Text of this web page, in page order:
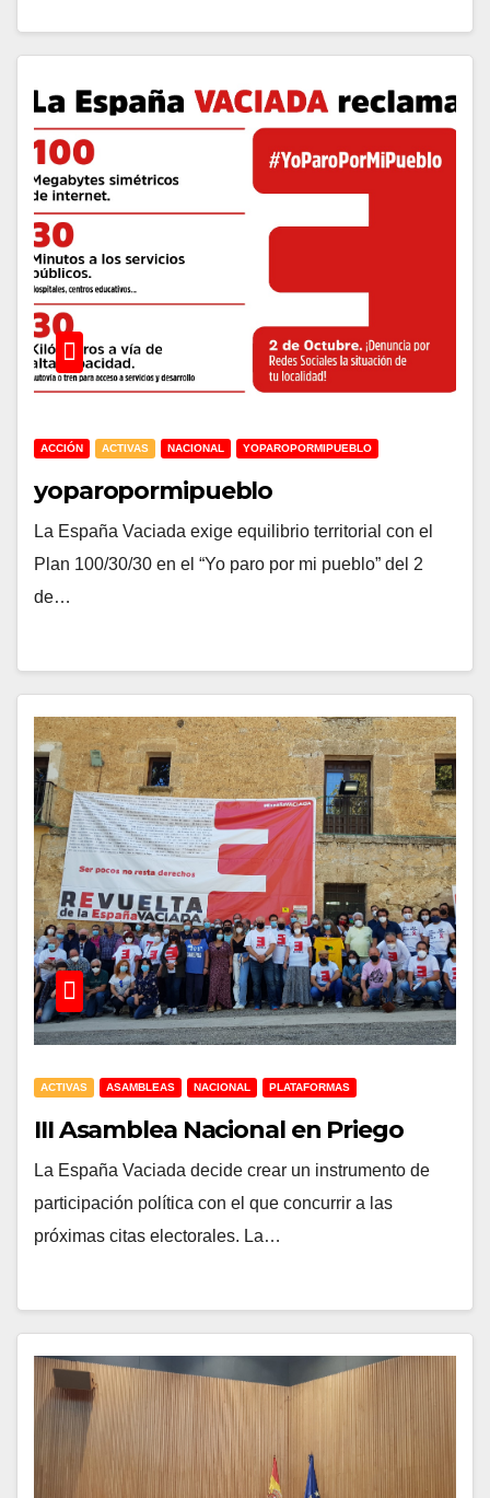
ACCIÓN ACTIVAS NACIONAL YOPAROPORMIPUEBLO
yoparopormipueblo
La España Vaciada exige equilibrio territorial con el
Plan 100/30/30 en el “Yo paro por mi pueblo” del 2
de…
ACTIVAS ASAMBLEAS NACIONAL PLATAFORMAS
III Asamblea Nacional en Priego
La España Vaciada decide crear un instrumento de
participación política con el que concurrir a las
próximas citas electorales. La…